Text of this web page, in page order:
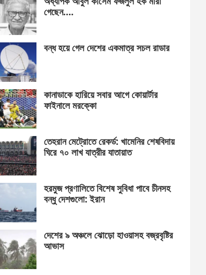
গেছেন….
বন্ধ হয়ে গেল দেশের একমাত্র সচল রাডার
কানাডাকে হারিয়ে সবার আগে কোয়ার্টার
ফাইনালে মরক্কো
তেহরান মেট্রোতে রেকর্ড: খামেনির শেষবিদায়
ঘিরে ৭০ লাখ যাত্রীর যাতায়াত
হরমুজ প্রণালিতে বিশেষ সুবিধা পাবে চীনসহ
বন্ধু দেশগুলো: ইরান
দেশের ৯ অঞ্চলে ঝোড়ো হাওয়াসহ বজ্রবৃষ্টির
আভাস